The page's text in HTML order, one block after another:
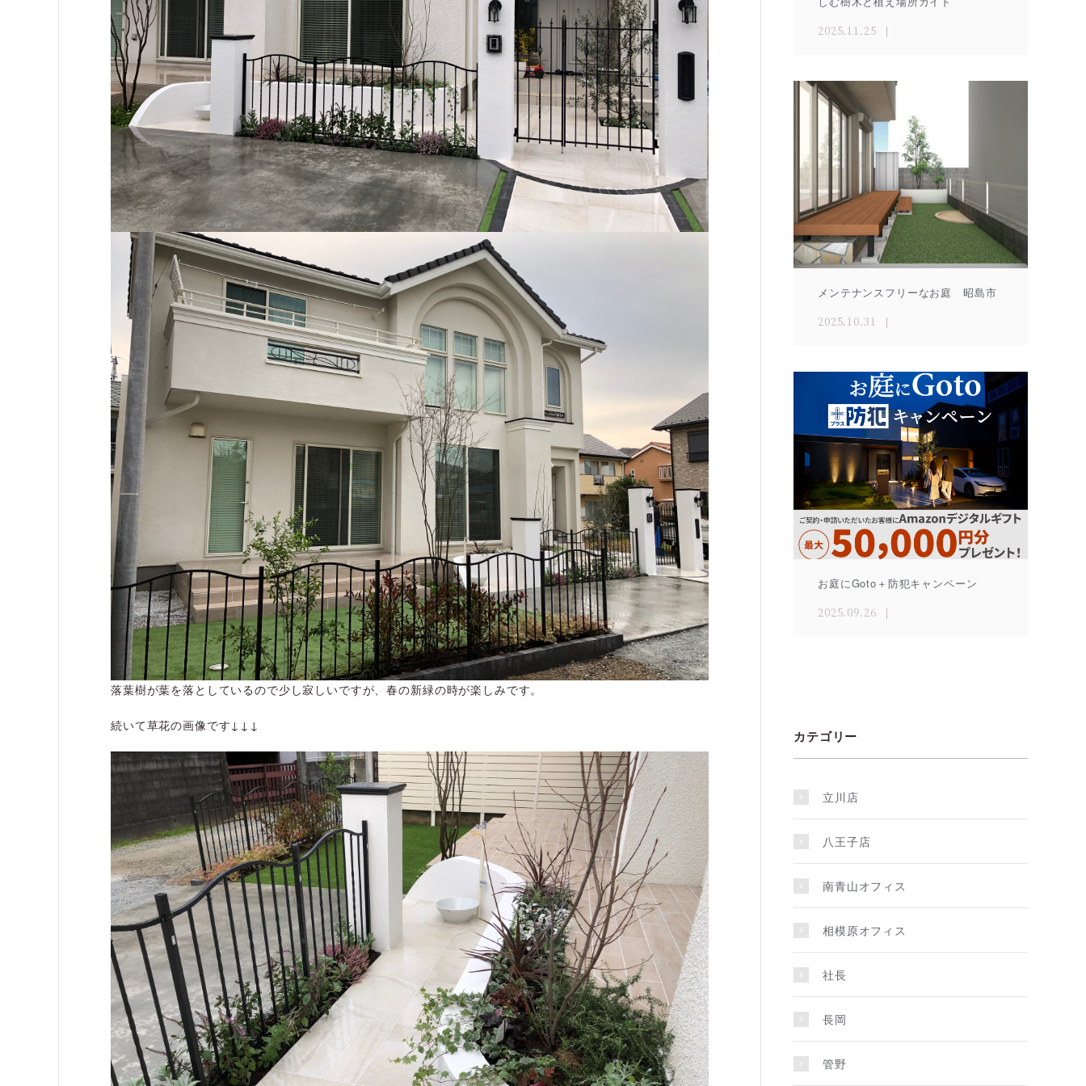
落葉樹が葉を落としているので少し寂しいですが、春の新緑の時が楽しみです。
続いて草花の画像です↓↓↓
2025.11.25
メンテナンスフリーなお庭 昭島市
2025.10.31
お庭にGoto＋防犯キャンペーン
2025.09.26
カテゴリー
立川店
八王子店
南青山オフィス
相模原オフィス
社長
長岡
管野